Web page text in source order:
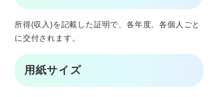
所得(収入)を記載した証明で、各年度、各個人ごと
に交付されます。
用紙サイズ